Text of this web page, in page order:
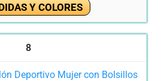
Y COLORES
8